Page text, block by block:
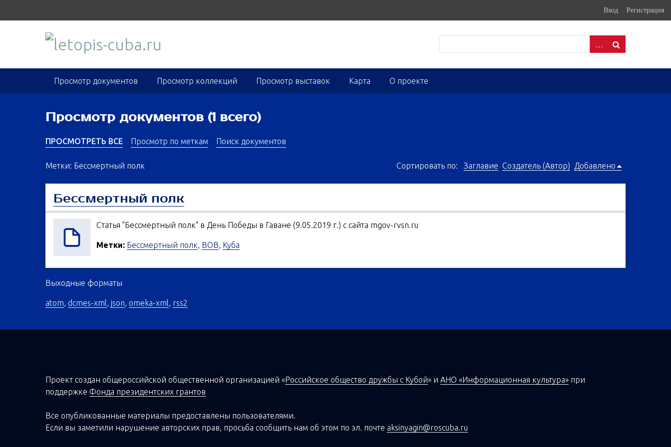
Вход Регистрация
Просмотр документов Просмотр коллекций Просмотр выставок Карта О проекте
Просмотр документов (1 всего)
ПРОСМОТРЕТЬ ВСЕ Просмотр по меткам Поиск документов
Метки: Бессмертный полк Сортировать по: Заглавие Создатель (Автор) Добавлено
Бессмертный полк
Статья "Бессмертный полк" в День Победы в Гаване (9.05.2019 г.) с сайта mgov-rvsn.ru
Метки: Бессмертный полк, ВОВ, Куба
Выходные форматы
atom,dcmes-xml,json,omeka-xml, rss2
Проект создан общероссийской общественной организацией«Российское общество дружбы с Кубой» иАНО «Информационная культура» при
поддержкеФонда президентских грантов
Все опубликованные материалы предоставлены пользователями.
Если вы заметили нарушение авторских прав, просьба сообщить нам об этом по эл. почте aksinyagin@roscuba.ru